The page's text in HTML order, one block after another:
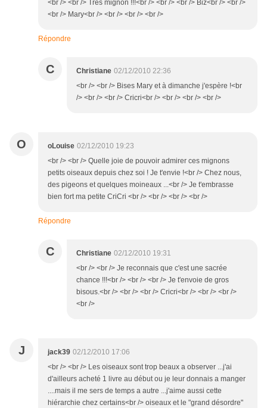
<br /> <br /> Très mignon !!!<br /> <br /> <br /> Biz<br /> <br />
<br /> Mary<br /> <br /> <br /> <br />
Répondre
C Christiane 02/12/2010 22:36
<br /> <br /> Bises Mary et à dimanche j'espère !<br
/> <br /> <br /> Cricri<br /> <br /> <br /> <br />
O oLouise 02/12/2010 19:23
<br /> <br /> Quelle joie de pouvoir admirer ces mignons
petits oiseaux depuis chez soi ! Je t'envie !<br /> Chez nous,
des pigeons et quelques moineaux ...<br /> Je t'embrasse
bien fort ma petite CriCri <br /> <br /> <br /> <br />
Répondre
C Christiane 02/12/2010 19:31
<br /> <br /> Je reconnais que c'est une sacrée
chance !!!<br /> <br /> <br /> Je t'envoie de gros
bisous.<br /> <br /> <br /> Cricri<br /> <br /> <br />
<br />
J jack39 02/12/2010 17:06
<br /> <br /> Les oiseaux sont trop beaux a observer ...j'ai
d'ailleurs acheté 1 livre au début ou je leur donnais a manger
....mais il me sers de temps a autre ...j'aime aussi cette
hiérarchie chez certains<br /> oiseaux et le "grand désordre"